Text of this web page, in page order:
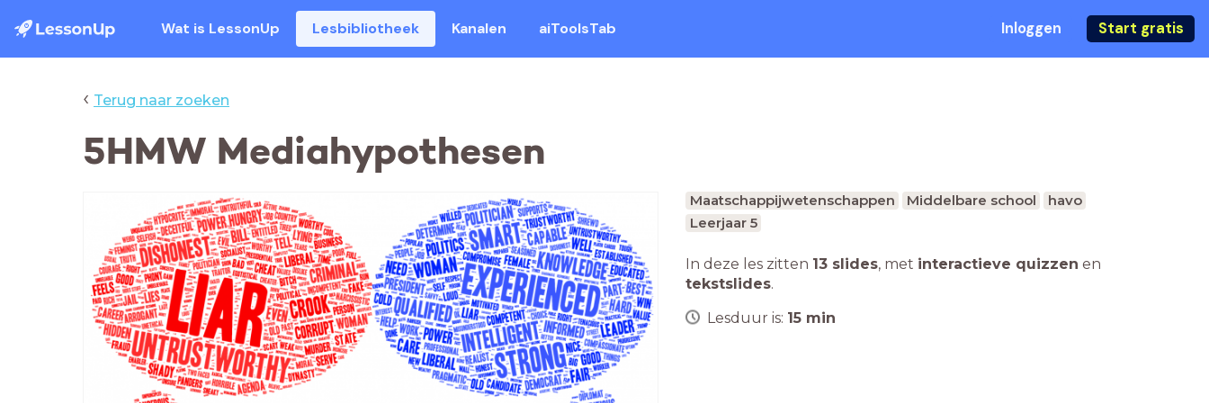
Wat is LessonUp Lesbibliotheek Kanalen aiToolsTab Inloggen Start gratis
‹ Terug naar zoeken
5HMW Mediahypothesen
Maatschappijwetenschappen Middelbare school
havo
Leerjaar 5
In deze les zitten 13 slides, met interactieve quizzen en
tekstslides.
Lesduur is: 15 min